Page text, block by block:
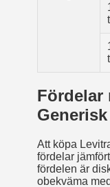
Fördelar
Att köpa
fördelar
fördelen är
obekväma